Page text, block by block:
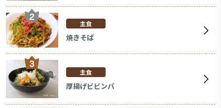
主食
焼きそば
主食
厚揚げビビンバ